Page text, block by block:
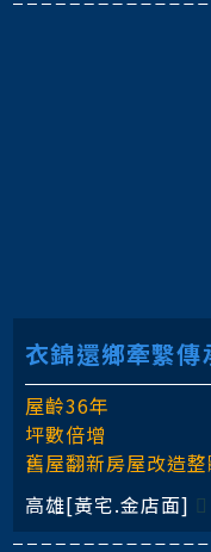
衣錦還鄉牽繫
屋齡36年
坪數倍增
舊屋翻新房屋改造
高雄[黃宅.金店面]